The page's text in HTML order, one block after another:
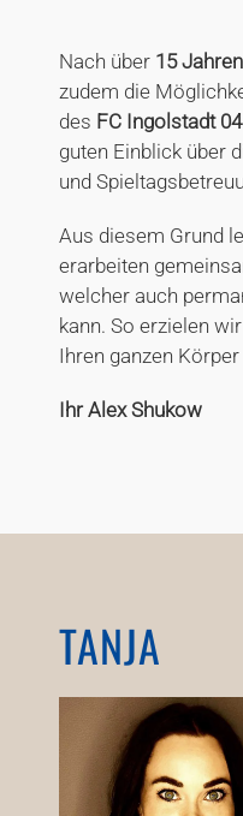
Nach über 15
zudem die
des FC Ingolstadt 04
guten Einblick über
und
Aus diesem Grund
erarbeiten
welcher auch
kann. So erzielen
Ihren ganzen
Ihr Alex Shukow
TANJA